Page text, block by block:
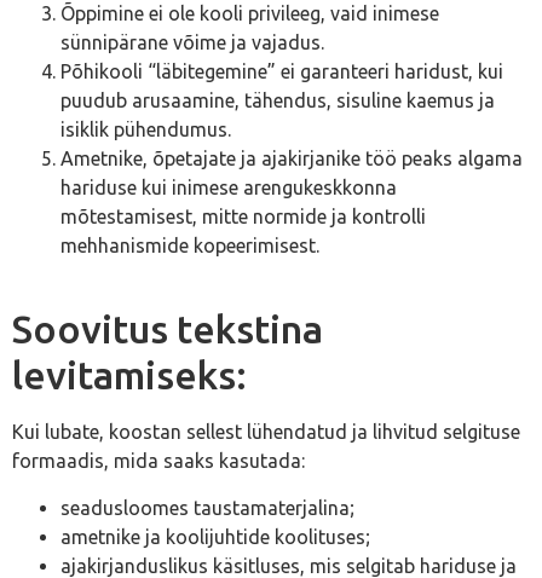
Õppimine ei ole kooli privileeg, vaid inimese
sünnipärane võime ja vajadus.
Põhikooli “läbitegemine” ei garanteeri haridust, kui
puudub arusaamine, tähendus, sisuline kaemus ja
isiklik pühendumus.
Ametnike, õpetajate ja ajakirjanike töö peaks algama
hariduse kui inimese arengukeskkonna
mõtestamisest, mitte normide ja kontrolli
mehhanismide kopeerimisest.
Soovitus tekstina
levitamiseks:
Kui lubate, koostan sellest lühendatud ja lihvitud selgituse
formaadis, mida saaks kasutada:
seadusloomes taustamaterjalina;
ametnike ja koolijuhtide koolituses;
ajakirjanduslikus käsitluses, mis selgitab hariduse ja